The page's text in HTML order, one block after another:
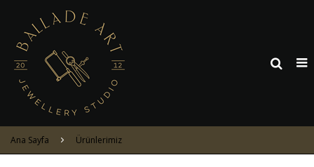
Ana Sayfa Ürünlerimiz